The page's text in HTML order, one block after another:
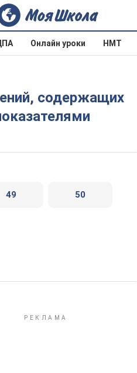
Онлайн уроки НМТ
49 50